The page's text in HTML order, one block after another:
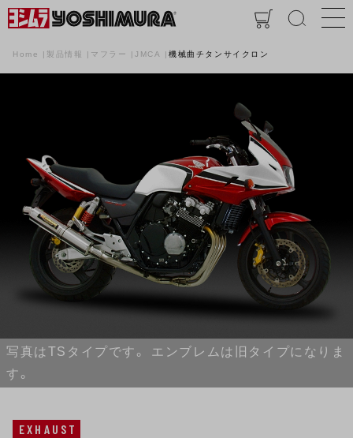
Home 製品情報 マフラー JMCA 機械曲チタンサイクロン
写真はTSタイプです。 エンブレムは旧タイプになりま
す。
EXHAUST